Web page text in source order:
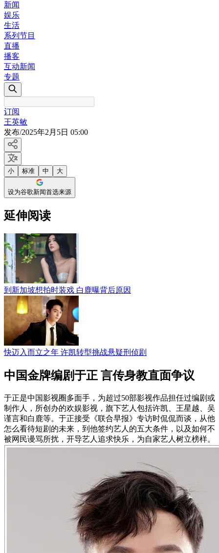
新闻
娱乐
生活
系列节目
直播
播客
互动新闻
专题
订阅
王英敏
发布/2025年2月5日 05:00
小 标准 中 大
设为谷歌新闻首选来源
延伸阅读
到新加坡想拍时装戏 白鹿曝背后原因
快迈入而立之年 许凯转型挑战悬疑刑侦剧
中国金牌编剧于正 言传身教直面争议
于正是中国影视圈多面手，为超过50部影视作品担任过编剧或
制作人，所创办的欢娱影视，旗下艺人包括许凯、王星越、吴
谨言和白鹿等。于正接受《联合早报》专访时侃侃而谈，从他
怎么看待短剧的未来，到他签约艺人的五大条件，以及如何不
被网民谩骂所扰，开导艺人追求快乐，为自家艺人树立榜样。